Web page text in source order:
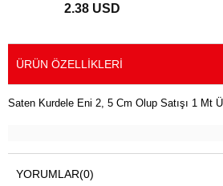
Saten Kurdele
2.38 USD
ÜRÜN ÖZELLIKLERI
Saten Kurdele Eni 2, 5 Cm Olup Satışı 1 Mt
YORUMLAR(0)